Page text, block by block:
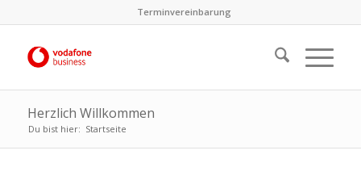
Terminvereinbarung
Herzlich Willkommen
Du bist hier: Startseite